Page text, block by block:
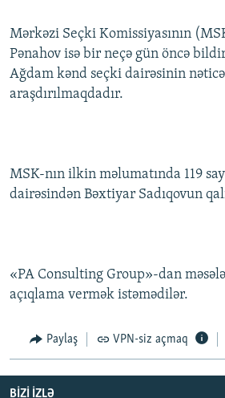
Mərkəzi Seçki Komissiyasının
Pənahov isə bir neçə gün öncə
Ağdam kənd seçki dairəsinin
araşdırılmaqdadır.
MSK-nın ilkin məlumatında 119
dairəsindən Bəxtiyar Sadıqovun
«PA Consulting Group»-dan
açıqlama vermək istəmədilər.
Paylaş VPN-siz açmaq
BIZI IZLƏ